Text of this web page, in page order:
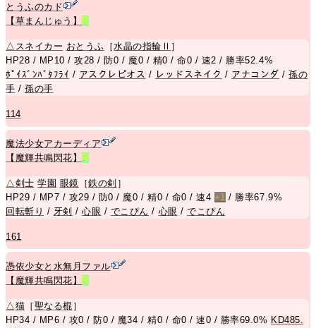
とうふのカド
【草まんじゅう】
R
△ スネイカー おとうふ ［水晶の指輪Ⅱ ］
HP28 / MP10 / 攻28 / 防0 / 魔0 / 精0 / 命0 / 速2 / 勝率52.4%
ﾎﾟｲｽﾞﾝﾊﾞﾀﾌﾗｲ / アスクレピオス / レッドスネイク / アナコンダ /孫の
手 /孫の手
114
魔法少女アカーディア
【魔輝共鳴閃花】
R
△剣士 学園 眼鏡 ［鉄の剣 ］
HP29 / MP7 / 攻29 / 防0 / 魔0 / 精0 / 命0 / 速4 +1 / 勝率67.9%
回転斬り / 牙剣 /心眼 / でこぴん / 心眼 /でこぴん
161
憑依少女と水無月ファル
【魔輝共鳴閃花】
R
△猫 ［ 聖なる棍 ］
HP34 / MP6 / 攻0 / 防0 / 魔34 / 精0 / 命0 / 速0 / 勝率69.0% KD485.